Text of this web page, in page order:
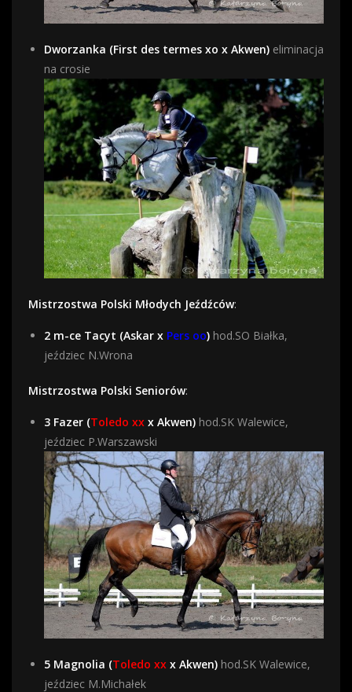
Dworzanka (First des termes xo x Akwen) eliminacja
na crosie
Mistrzostwa Polski Młodych Jeźdźców:
2 m-ce Tacyt (Askar x Pers oo) hod.SO Białka,
jeździec N.Wrona
Mistrzostwa Polski Seniorów:
3 Fazer (Toledo xx x Akwen) hod.SK Walewice,
jeździec P.Warszawski
5 Magnolia (Toledo xx x Akwen) hod.SK Walewice,
jeździec M.Michałek